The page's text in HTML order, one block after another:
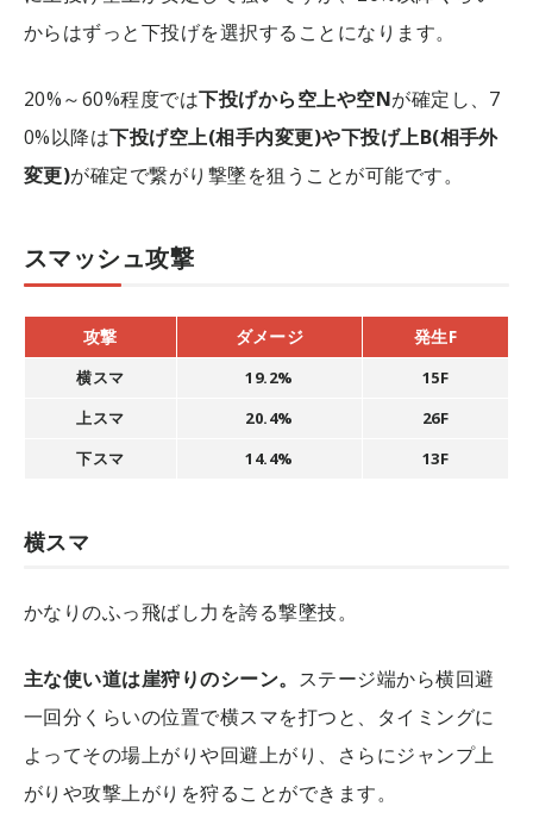
からはずっと下投げを選択することになります。
20%～60%程度では下投げから空上や空Nが確定し、7
0%以降は下投げ空上(相手内変更)や下投げ上B(相手外
変更)が確定で繋がり撃墜を狙うことが可能です。
スマッシュ攻撃
攻撃 ダメージ 発生F
横スマ 19.2%
15F
上スマ
20.4%
26F
下スマ
14.4% 13F
横スマ
かなりのふっ飛ばし力を誇る撃墜技。
主な使い道は崖狩りのシーン。 ステージ端から横回避
一回分くらいの位置で横スマを打つと、タイミングに
よってその場上がりや回避上がり、さらにジャンプ上
がりや攻撃上がりを狩ることができます。